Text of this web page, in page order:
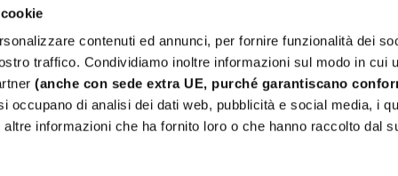
contenuti ed annunci, per fornire funzionalità dei
traffico. Condividiamo inoltre informazioni sul modo in cui
(anche con sede extra UE, purché garantiscano
occupano di analisi dei dati web, pubblicità e social media, i
informazioni che ha fornito loro o che hanno raccolto dal
von personalisierten
Münzen und Medaillen
Qualität und für
10156 Torino (TO)